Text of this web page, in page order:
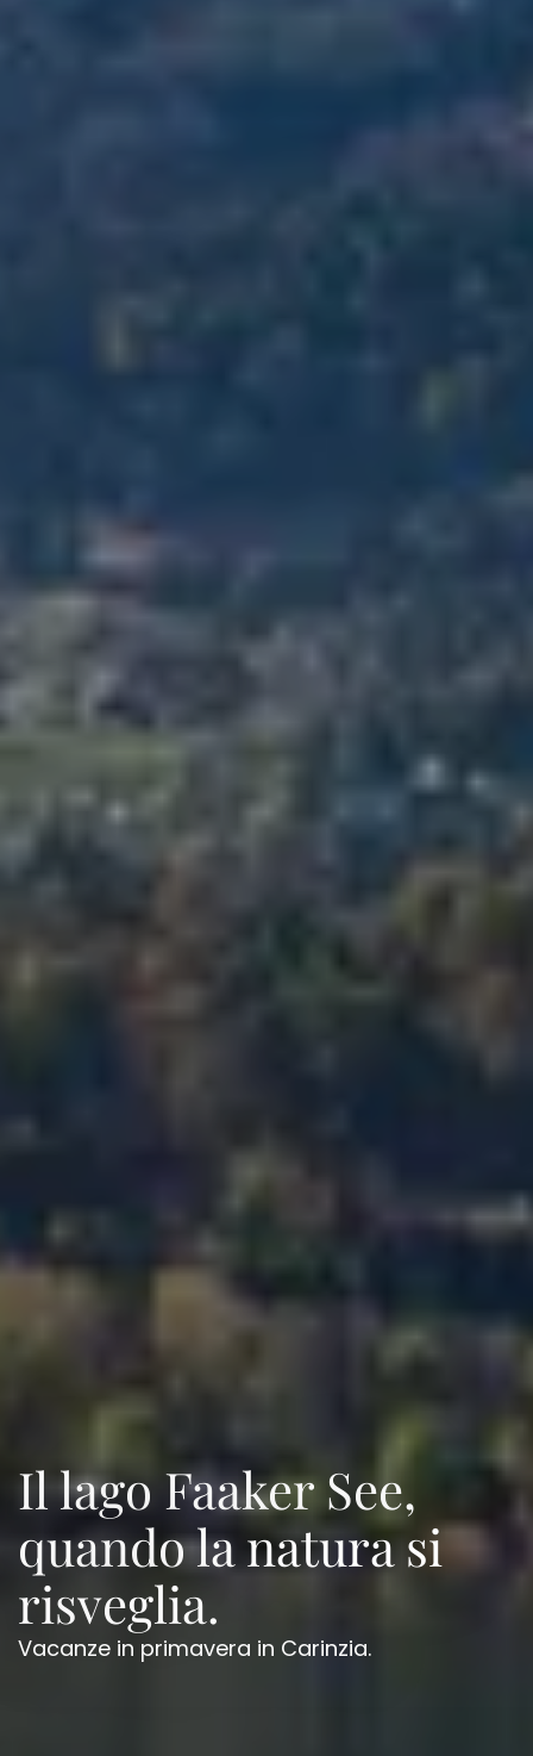
Il lago Faaker See,
quando la natura si
risveglia.
Vacanze in primavera in Carinzia.